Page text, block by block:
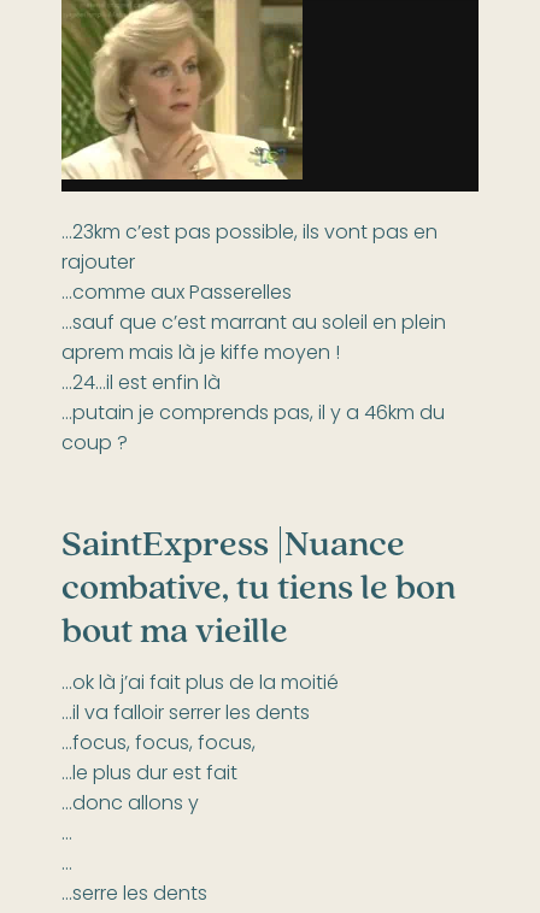
…23km c’est pas possible, ils vont pas en
rajouter
…comme aux Passerelles
…sauf que c’est marrant au soleil en plein
aprem mais là je kiffe moyen !
…24…il est enfin là
…putain je comprends pas, il y a 46km du
coup ?
SaintExpress |Nuance
combative, tu tiens le bon
bout ma vieille
…ok là j’ai fait plus de la moitié
…il va falloir serrer les dents
…focus, focus, focus,
…le plus dur est fait
…donc allons y
…
…
…serre les dents